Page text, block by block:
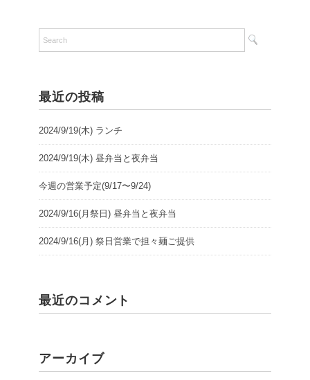
最近の投稿
2024/9/19(木) ランチ
2024/9/19(木) 昼弁当と夜弁当
今週の営業予定(9/17〜9/24)
2024/9/16(月祭日) 昼弁当と夜弁当
2024/9/16(月) 祭日営業で担々麺ご提供
最近のコメント
アーカイブ